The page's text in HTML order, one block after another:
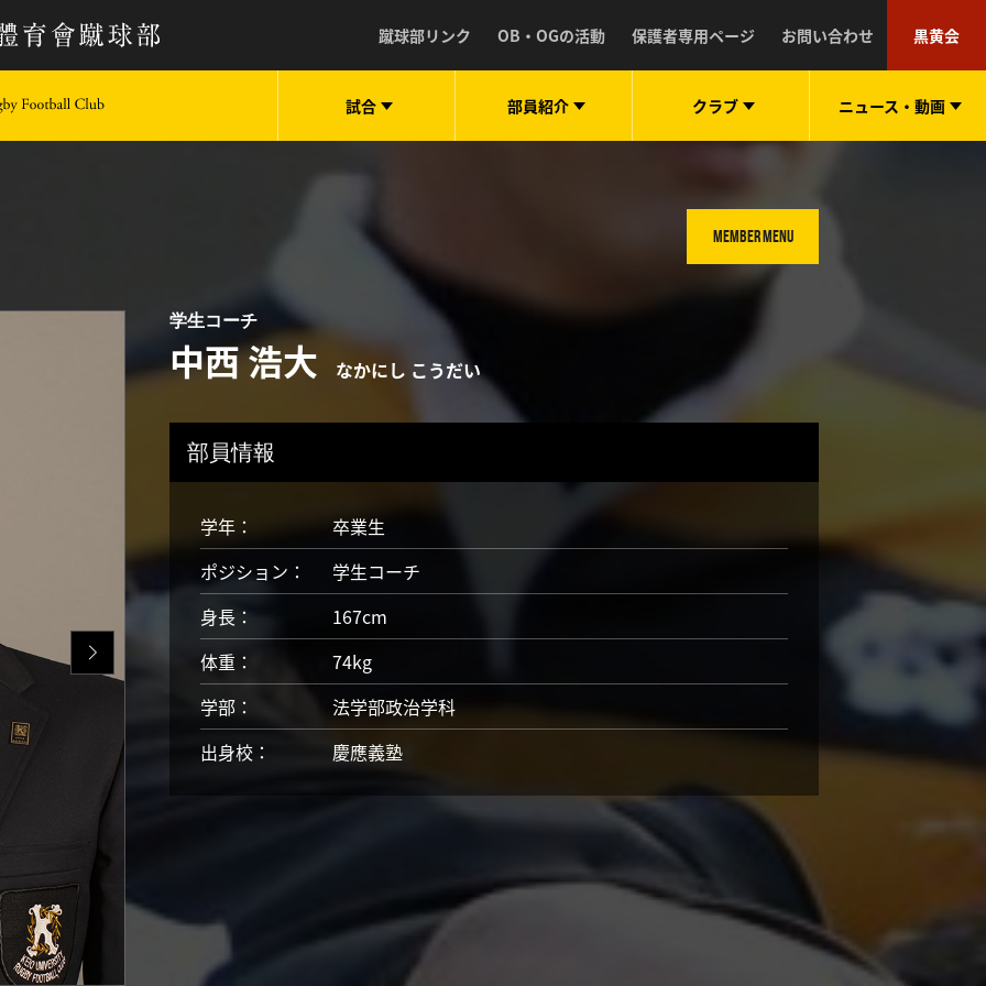
蹴球部リンク OB・OGの活動 保護者専用ページ お問い合わせ 黒黄会
試合 部員紹介 クラブ ニュース・ 動画
MEMBER MENU
学生コーチ
中西 浩大 なかにし こうだい
部員情報
学年：
卒業生
ポジション：
学生コーチ
身長：
167cm
体重：
74kg
学部：
法学部政治学科
出身校：
慶應義塾